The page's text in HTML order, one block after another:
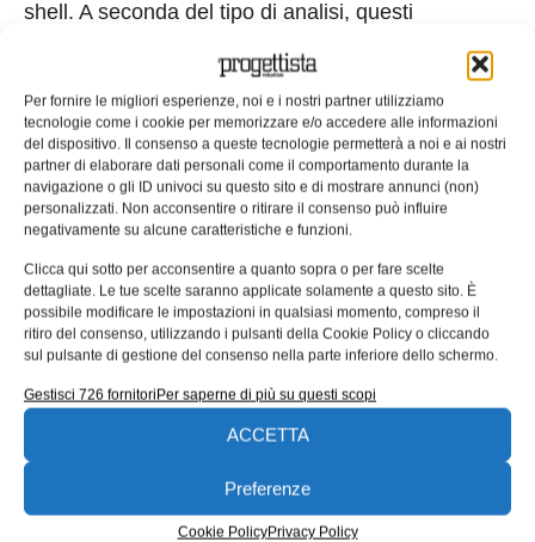
Per fornire le migliori esperienze, noi e i nostri partner utilizziamo
tecnologie come i cookie per memorizzare e/o accedere alle informazioni
del dispositivo. Il consenso a queste tecnologie permetterà a noi e ai nostri
partner di elaborare dati personali come il comportamento durante la
navigazione o gli ID univoci su questo sito e di mostrare annunci (non)
personalizzati. Non acconsentire o ritirare il consenso può influire
negativamente su alcune caratteristiche e funzioni.
Clicca qui sotto per acconsentire a quanto sopra o per fare scelte
dettagliate. Le tue scelte saranno applicate solamente a questo sito. È
possibile modificare le impostazioni in qualsiasi momento, compreso il
ritiro del consenso, utilizzando i pulsanti della Cookie Policy o cliccando
sul pulsante di gestione del consenso nella parte inferiore dello schermo.
Gestisci 726 fornitoriPer saperne di più su questi scopi
ACCETTA
Preferenze
Cookie PolicyPrivacy Policy
shell. A seconda del tipo di analisi, questi
Structural Mechanics Module, del Nonlinear
Structural Materials Module e del Composite
Materials Module. Per gli utenti dello Structural
Mechanics Module, una nuova interfaccia per la
meccanica dei tubi offre ora una funzionalità per
l’analisi degli sforzi di sistemi di tubazioni. La
nuova funzionalità può gestire una varietà di
sezioni trasversali di tubi e può includere effetti
dovuti a carichi esterni, pressione interna, forze di
resistenza assiale e gradienti di temperatura
attraverso la parete del tubo. Gli utenti dello
Structural Mechanics Module possono ora
eseguire analisi con vibrazioni casuali per studiare
la risposta ai carichi rappresentati con una densità
spettrale di potenza (PSD). Ciò consente agli utenti